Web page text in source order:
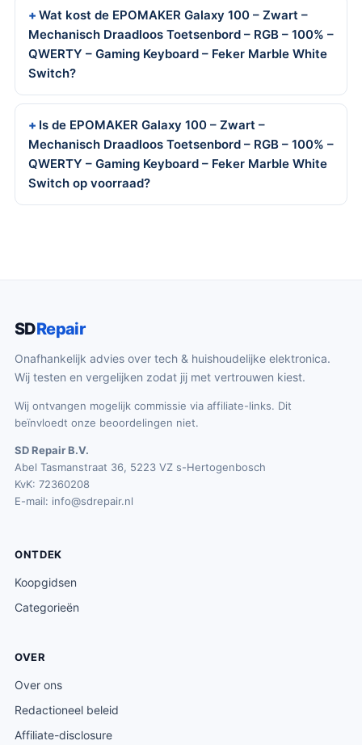
Wat kost de EPOMAKER Galaxy 100 – Zwart –
Mechanisch Draadloos Toetsenbord – RGB – 100% –
QWERTY – Gaming Keyboard – Feker Marble White
Switch?
Is de EPOMAKER Galaxy 100 – Zwart –
Mechanisch Draadloos Toetsenbord – RGB – 100% –
QWERTY – Gaming Keyboard – Feker Marble White
Switch op voorraad?
SDRepair
Onafhankelijk advies over tech & huishoudelijke elektronica.
Wij testen en vergelijken zodat jij met vertrouwen kiest.
Wij ontvangen mogelijk commissie via affiliate-links. Dit
beïnvloedt onze beoordelingen niet.
SD Repair B.V.
Abel Tasmanstraat 36, 5223 VZ s-Hertogenbosch
KvK: 72360208
E-mail: info@sdrepair.nl
ONTDEK
Koopgidsen
Categorieën
OVER
Over ons
Redactioneel beleid
Affiliate-disclosure